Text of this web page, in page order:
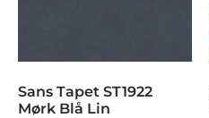
Sans Tapet ST1922
Mørk Blå Lin